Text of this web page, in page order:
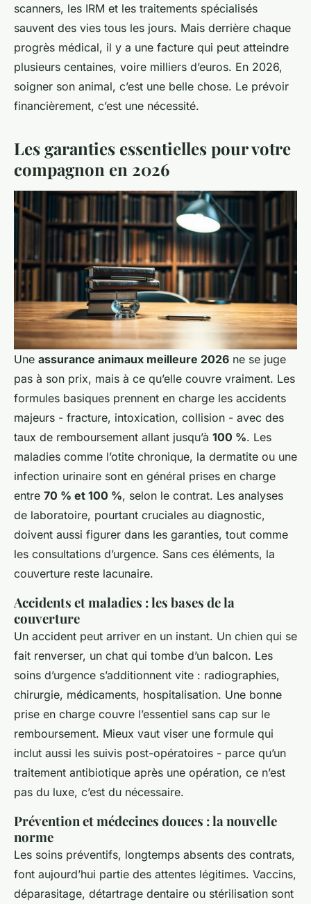
scanners, les IRM et les traitements spécialisés
sauvent des vies tous les jours. Mais derrière chaque
progrès médical, il y a une facture qui peut atteindre
plusieurs centaines, voire milliers d’euros. En 2026,
soigner son animal, c’est une belle chose. Le prévoir
financièrement, c’est une nécessité.
Les garanties essentielles pour votre
compagnon en 2026
Une assurance animaux meilleure 2026 ne se juge
pas à son prix, mais à ce qu’elle couvre vraiment. Les
formules basiques prennent en charge les accidents
majeurs - fracture, intoxication, collision - avec des
taux de remboursement allant jusqu’à 100 %. Les
maladies comme l’otite chronique, la dermatite ou une
infection urinaire sont en général prises en charge
entre 70 % et 100 %, selon le contrat. Les analyses
de laboratoire, pourtant cruciales au diagnostic,
doivent aussi figurer dans les garanties, tout comme
les consultations d’urgence. Sans ces éléments, la
couverture reste lacunaire.
Accidents et maladies : les bases de la
couverture
Un accident peut arriver en un instant. Un chien qui se
fait renverser, un chat qui tombe d’un balcon. Les
soins d’urgence s’additionnent vite : radiographies,
chirurgie, médicaments, hospitalisation. Une bonne
prise en charge couvre l’essentiel sans cap sur le
remboursement. Mieux vaut viser une formule qui
inclut aussi les suivis post-opératoires - parce qu’un
traitement antibiotique après une opération, ce n’est
pas du luxe, c’est du nécessaire.
Prévention et médecines douces : la nouvelle
norme
Les soins préventifs, longtemps absents des contrats,
font aujourd’hui partie des attentes légitimes. Vaccins,
déparasitage, détartrage dentaire ou stérilisation sont